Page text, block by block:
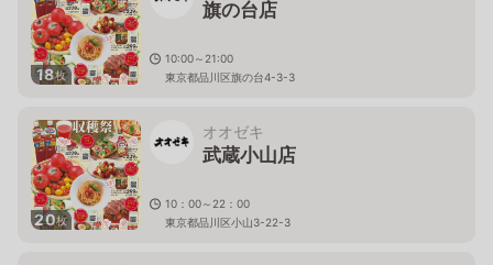
18枚
旗の台店
10:00～21:00
東京都品川区旗の台4-3-3
20枚
オオゼキ
武蔵小山店
10：00～22：00
東京都品川区小山3-22-3